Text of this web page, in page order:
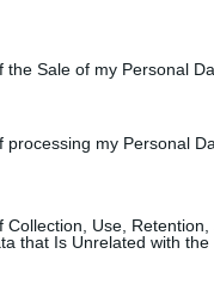
Sale of my Personal
processing my Personal
Collection, Use,
that Is Unrelated with
egy limitált
meg. Ez a
100 darabos
az MX-5 átirata
bordó, hanem a tető is.